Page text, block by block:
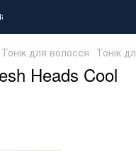
Тонік для волосся Тонік
Heads Cool